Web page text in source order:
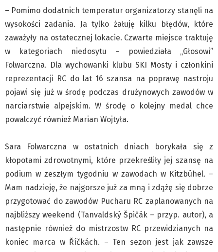
– Pomimo dodatnich temperatur organizatorzy stanęli na
wysokości zadania. Ja tylko żałuję kilku błędów, które
zaważyły na ostatecznej lokacie. Czwarte miejsce traktuję
w kategoriach niedosytu – powiedziała „Głosowi”
Folwarczna. Dla wychowanki klubu SKI Mosty i członkini
reprezentacji RC do lat 16 szansa na poprawę nastroju
pojawi się już w środę podczas drużynowych zawodów w
narciarstwie alpejskim. W środę o kolejny medal chce
powalczyć również Marian Wojtyła.
Sara Folwarczna w ostatnich dniach borykała się z
kłopotami zdrowotnymi, które przekreśliły jej szansę na
podium w zeszłym tygodniu w zawodach w Kitzbühel. –
Mam nadzieję, że najgorsze już za mną i zdążę się dobrze
przygotować do zawodów Pucharu RC zaplanowanych na
najbliższy weekend (Tanvaldský Špičák – przyp. autor), a
następnie również do mistrzostw RC przewidzianych na
koniec marca w Říčkách. – Ten sezon jest jak zawsze